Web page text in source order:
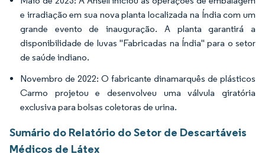
e irradiação em sua nova planta localizada na Índia com um
grande evento de inauguração. A planta garantirá a
disponibilidade de luvas "Fabricadas na Índia" para o setor
de saúde indiano.
Novembro de 2022: O fabricante dinamarquês de plásticos
Carmo projetou e desenvolveu uma válvula giratória
exclusiva para bolsas coletoras de urina.
Sumário do Relatório do Setor de Descartáveis
Médicos de Látex